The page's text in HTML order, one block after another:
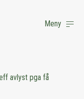
Meny
avlyst pga få